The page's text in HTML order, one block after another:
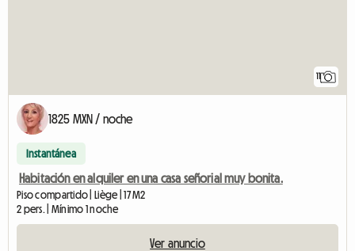
1825 MXN / noche
Instantánea
Habitación en alquiler en una casa señorial muy bonita.
Piso compartido | Liège | 17 M2
2 pers. | Mínimo 1 noche
Ver anuncio